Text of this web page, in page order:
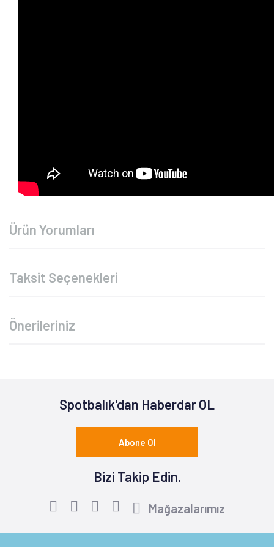
Ürün Yorumları
Taksit Seçenekleri
Önerileriniz
Spotbalık'dan Haberdar OL
Abone Ol
Bizi Takip Edin.
Mağazalarımız